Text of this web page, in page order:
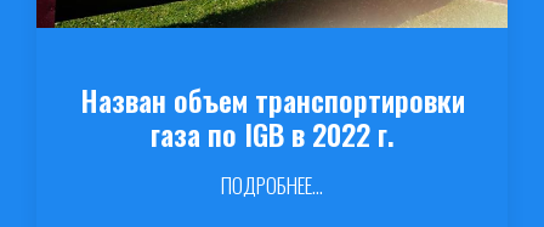
Назван объем транспортировки
газа по IGB в 2022 г.
ПОДРОБНЕЕ...